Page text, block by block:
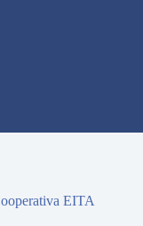
EITA